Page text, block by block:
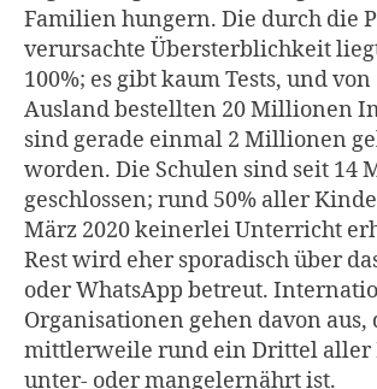
Familien hungern. Die durch die
verursachte Übersterblichkeit
100%; es gibt kaum Tests, und
Ausland bestellten 20 Millionen
sind gerade einmal 2 Millionen
worden. Die Schulen sind seit 14
geschlossen; rund 50% aller
März 2020 keinerlei Unterricht
Rest wird eher sporadisch über
oder WhatsApp betreut.
Organisationen gehen davon aus,
mittlerweile rund ein Drittel aller
unter- oder mangelernährt ist.